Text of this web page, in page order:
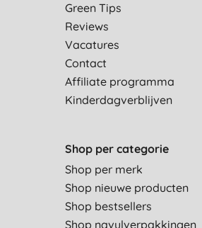
Green Tips
Reviews
Vacatures
Contact
Affiliate programma
Kinderdagverblijven
Shop per categorie
Shop per merk
Shop nieuwe producten
Shop bestsellers
Shop navulverpakkingen